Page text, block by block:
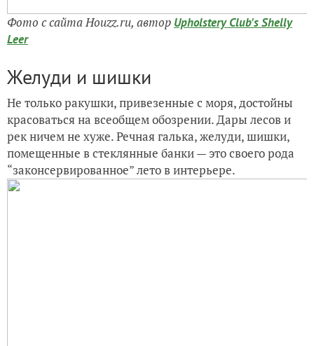
Фото с сайта Houzz.ru, автор Upholstery Club's Shelly
Leer
Желуди и шишки
Не только ракушки, привезенные с моря, достойны
красоваться на всеобщем обозрении. Дары лесов и
рек ничем не хуже. Речная галька, желуди, шишки,
помещенные в стеклянные банки — это своего рода
“законсервированное” лето в интерьере.